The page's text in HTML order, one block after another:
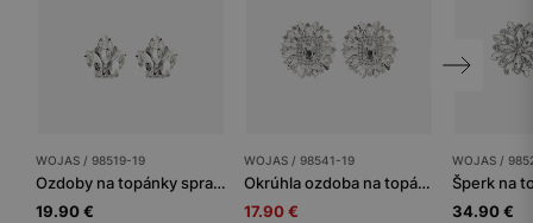
WOJAS / 98519-19
Ozdoby na topánky spravia z každého modelu elegantný kúsok
19.90 €
WOJAS / 98541-19
Okrúhla ozdoba na topánky s krištáľmi
17.90 €
WOJAS /
34.90 €